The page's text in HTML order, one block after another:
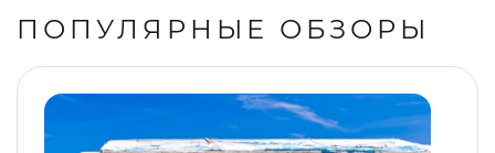
ПОПУЛЯРНЫЕ ОБЗОРЫ